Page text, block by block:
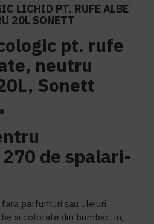
LICHID PT. RUFE ALBE
20L SONETT
pt. rufe
neutru
Sonett
de spalari-
parfumuri sau uleiuri
si colorate din bumbac, in,